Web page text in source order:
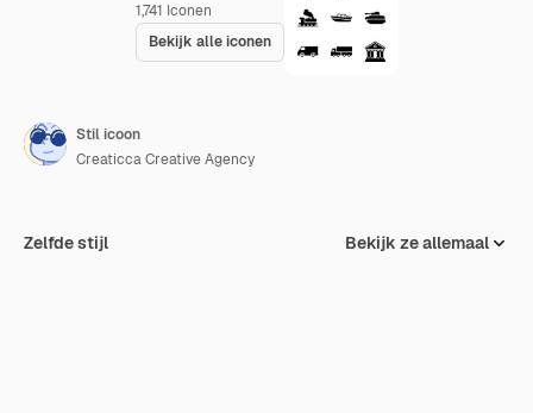
1,741 Iconen
Bekijk alle iconen
Stil icoon
Creaticca Creative Agency
Zelfde stijl Bekijk ze allemaal